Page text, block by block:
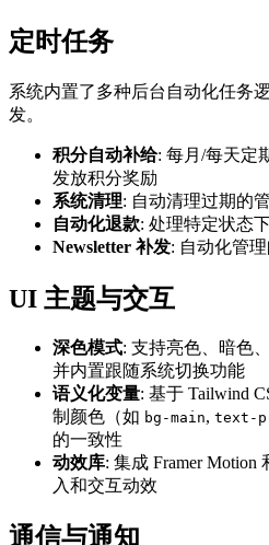
定时任务
系统内置了多种后台自动化任务
发。
积分自动补给: 每月/每天定
发放积分奖励
系统清理: 自动清理过期的
自动化退款: 处理特定状态
Newsletter 补发: 自动化管
UI 主题与交互
深色模式: 支持亮色、暗色
并内置跟随系统切换功能
语义化变量: 基于 Tailwind
制颜色（如 bg-main, text-
的一致性
动效库: 集成 Framer
入和交互动效
通信与通知